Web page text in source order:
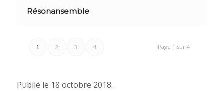
Résonansemble
Page 1 sur 4
1 2 3 4
Publié le 18 octobre 2018.